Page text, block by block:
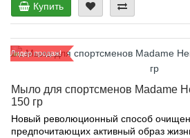
Купить
Лидер продаж!
Мыло для спортсменов Madame
150 гр
Новый революционный способ
предпочитающих активный образ